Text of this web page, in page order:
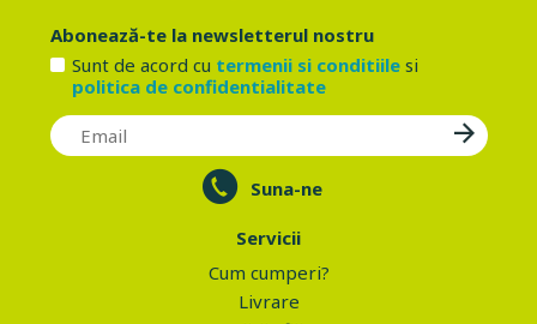
Abonează-te la newsletterul nostru
Sunt de acord cu termenii si conditiilesi
politica de confidentialitate
Suna-ne
Servicii
Cum cumperi?
Livrare